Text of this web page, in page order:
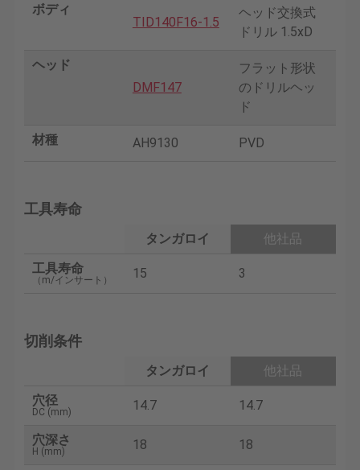
ボディ
TID140F16-1.5
ヘッド交換式
ドリル 1.5xD
ヘッド
DMF147
フラット形状
のドリルヘッ
ド
材種 AH9130 PVD
工具寿命
タンガロイ
他社品
工具寿命
（m/インサート） 15 3
切削条件
タンガロイ
他社品
穴径
DC (mm) 14.7 14.7
穴深さ
H (mm) 18 18